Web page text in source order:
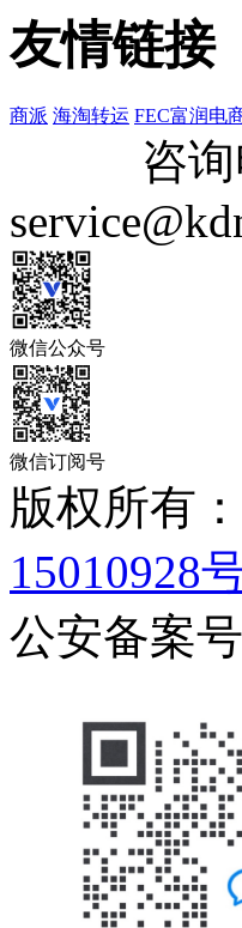
友情链接
商派 海淘转运 FEC富润电
咨询
微信公众号
微信订阅号
版权所有
15010928
公安备案